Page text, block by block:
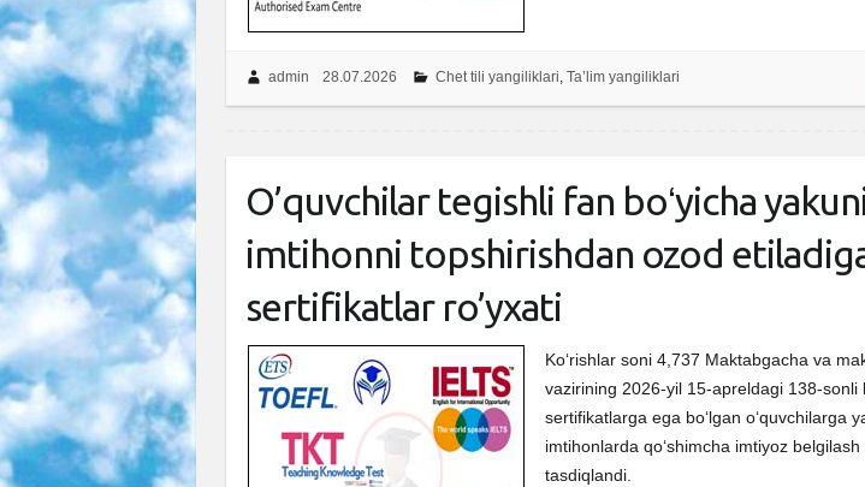
admin 28.07.2026 Chet tili yangiliklari, Ta’lim yangiliklari
O’quvchilar tegishli fan boʻyicha
imtihonni topshirishdan ozod
sertifikatlar ro’yxati
Ko‘rishlar soni 4,737 Maktabgacha va
vazirining 2026-yil 15-apreldagi 138-sonli
sertifikatlarga ega boʻlgan oʻquvchilarga
imtihonlarda qoʻshimcha imtiyoz
tasdiqlandi.